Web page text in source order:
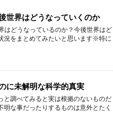
界はどうなっていくのか
はどうなっているのか？今後世界はど
況をまとめてみたいと思います※特に
に未解明な科学的真実
と調べてみると実は根拠のないものだ
な事だったりするものは意外とたく